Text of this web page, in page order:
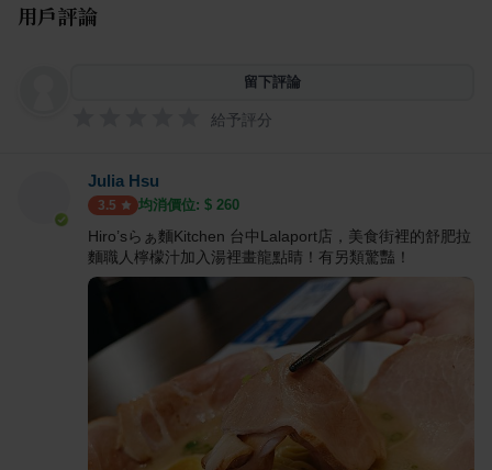
用戶評論
留下評論
給予評分
Julia Hsu
3.5 均消價位: $ 260
Hiro’sらぁ麵Kitchen 台中Lalaport店，美食街裡的舒肥拉
麵職人檸檬汁加入湯裡畫龍點睛！有另類驚豔！